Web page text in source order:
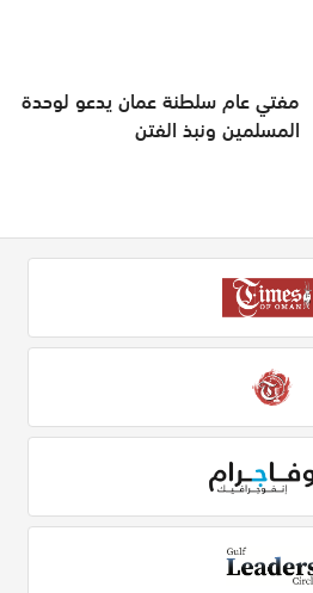
مفتي عام سلطنة عمان يدعو لوحدة
المسلمين ونبذ الفتن